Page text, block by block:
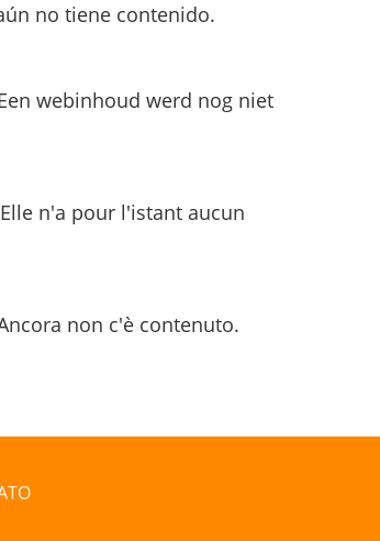
no tiene contenido.
webinhoud werd nog niet
n'a pour l'istant aucun
non c'è contenuto.